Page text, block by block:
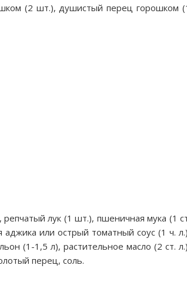
(2 шт.), душистый перец горошком
лук (1 шт.), пшеничная мука (1
аджика или острый томатный соус (1 ч.
(1-1,5 л), растительное масло (2 ст.
перец, соль.